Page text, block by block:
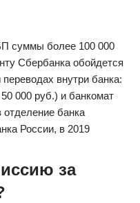
суммы более 100 000
Сбербанка обойдется
внутри банка:
000 руб.) и банкомат
банка
России, в 2019
за